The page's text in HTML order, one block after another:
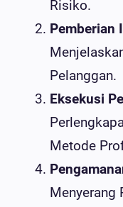
Risiko.
Pemberian
Pelanggan.
Eksekusi
Metode
Menyerang